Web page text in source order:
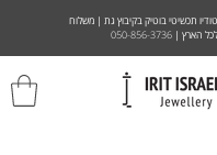
תכשיטי בוטיק בקיבוץ גת | משלוח
הארץ | 050-856-3736